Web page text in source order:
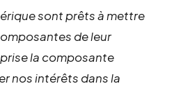
sont prêts à mettre
de leur
la composante
nos intérêts dans la